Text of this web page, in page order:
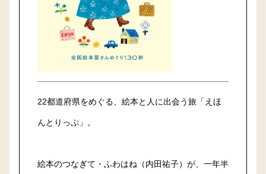
22都道府県をめぐる、絵本と人に出会う旅「えほ
んとりっぷ」。
絵本のつなぎて・ふわはね（内田祐子）が、一年半